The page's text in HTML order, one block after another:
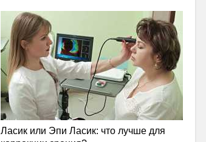
Ласик или Эпи Ласик: что лучше для